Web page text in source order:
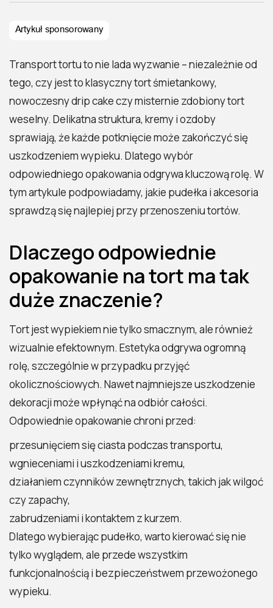
Transport tortu to nie lada wyzwanie – niezależnie od
tego, czy jest to klasyczny tort śmietankowy,
nowoczesny drip cake czy misternie zdobiony tort
weselny. Delikatna struktura, kremy i ozdoby
sprawiają, że każde potknięcie może zakończyć się
uszkodzeniem wypieku. Dlatego wybór
odpowiedniego opakowania odgrywa kluczową rolę. W
tym artykule podpowiadamy, jakie pudełka i akcesoria
sprawdzą się najlepiej przy przenoszeniu tortów.
Dlaczego odpowiednie
opakowanie na tort ma tak
duże znaczenie?
Tort jest wypiekiem nie tylko smacznym, ale również
wizualnie efektownym. Estetyka odgrywa ogromną
rolę, szczególnie w przypadku przyjęć
okolicznościowych. Nawet najmniejsze uszkodzenie
dekoracji może wpłynąć na odbiór całości.
Odpowiednie opakowanie chroni przed:
przesunięciem się ciasta podczas transportu,
wgnieceniami i uszkodzeniami kremu,
działaniem czynników zewnętrznych, takich jak wilgoć
czy zapachy,
zabrudzeniami i kontaktem z kurzem.
Dlatego wybierając pudełko, warto kierować się nie
tylko wyglądem, ale przede wszystkim
funkcjonalnością i bezpieczeństwem przewożonego
wypieku.